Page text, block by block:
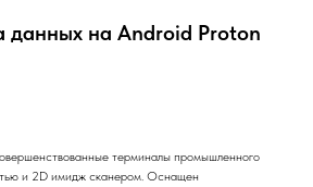
данных на Android Proton
терминалы промышленного
и 2D имидж сканером. Оснащен